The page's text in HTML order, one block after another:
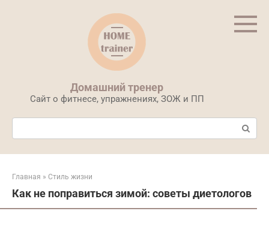
Домашний тренер
Сайт о фитнесе, упражнениях, ЗОЖ и ПП
Поиск:
Главная » Стиль жизни
Как не поправиться зимой: советы диетологов